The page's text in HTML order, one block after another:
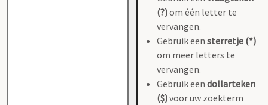
(?)om één letter te
vervangen.
Gebruik een sterretje (*)
om meer letters te
vervangen.
Gebruik een dollarteken
($)voor uw zoekterm